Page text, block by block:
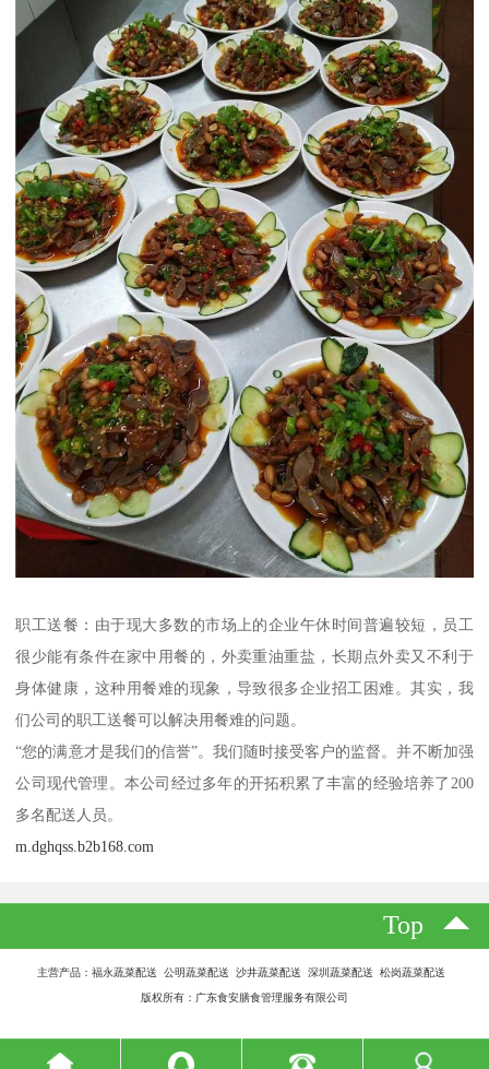
职工送餐：由于现大多数的市场上的企业午休时间普遍较短，员工
很少能有条件在家中用餐的，外卖重油重盐，长期点外卖又不利于
身体健康，这种用餐难的现象，导致很多企业招工困难。其实，我
们公司的职工送餐可以解决用餐难的问题。
“您的满意才是我们的信誉”。我们随时接受客户的监督。并不断加强
公司现代管理。本公司经过多年的开拓积累了丰富的经验培养了200
多名配送人员。
m.dghqss.b2b168.com
Top
主营产品：福永蔬菜配送 公明蔬菜配送 沙井蔬菜配送 深圳蔬菜配送 松岗蔬菜配送
版权所有：广东食安膳食管理服务有限公司